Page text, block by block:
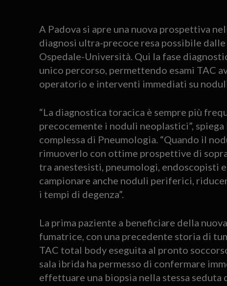
A Padova si apre una nuova prospettiva
diagnosi ultra-precoce resa possibile
Ospedale-Università. Qui la fase
unico percorso, permettendo esami TAC
operatorio e interventi immediati su
“La diagnostica toracica è sempre più
precocemente i noduli neoplastici”,
complessa di Pneumologia. “Quando il
rimuoverlo con ottime prospettive di
tra anestesisti, pneumologi, endoscopisti
campionare anche noduli periferici,
i tempi di degenza”.
La prima paziente a beneficiare della
fumatrice, con una precedente storia di
TAC total body eseguita al pronto
sala ibrida ha permesso di confermare
effettuare una biopsia nella stessa seduta